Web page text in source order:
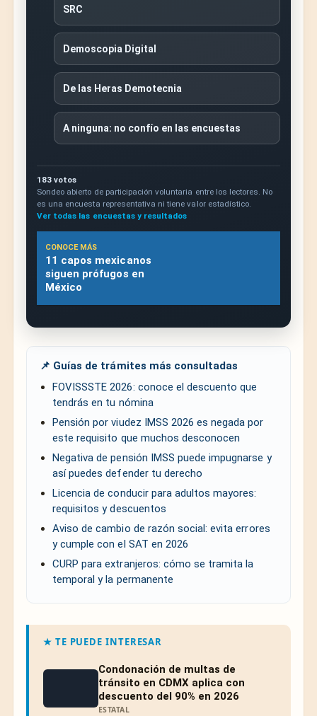
SRC
Demoscopia Digital
De las Heras Demotecnia
A ninguna: no confío en las encuestas
183 votos
Sondeo abierto de participación voluntaria entre los lectores. No
es una encuesta representativa ni tiene valor estadístico.
Ver todas las encuestas y resultados
CONOCE MÁS
11 capos mexicanos
siguen prófugos en
México
📌 Guías de trámites más consultadas
FOVISSSTE 2026: conoce el descuento que
tendrás en tu nómina
Pensión por viudez IMSS 2026 es negada por
este requisito que muchos desconocen
Negativa de pensión IMSS puede impugnarse y
así puedes defender tu derecho
Licencia de conducir para adultos mayores:
requisitos y descuentos
Aviso de cambio de razón social: evita errores
y cumple con el SAT en 2026
CURP para extranjeros: cómo se tramita la
temporal y la permanente
★ TE PUEDE INTERESAR
Condonación de multas de
tránsito en CDMX aplica con
descuento del 90% en 2026
ESTATAL